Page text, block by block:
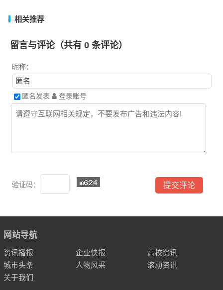
相关推荐
留言与评论（共有 0条评论）
昵称：
匿名发表 登录账号
验证码：
网站导航
资讯播报 企业快报
高校资讯
城市头条
人物风采
滚动资讯
关于我们